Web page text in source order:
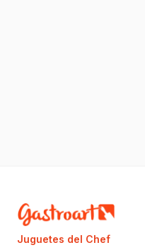
Juguetes del Chef